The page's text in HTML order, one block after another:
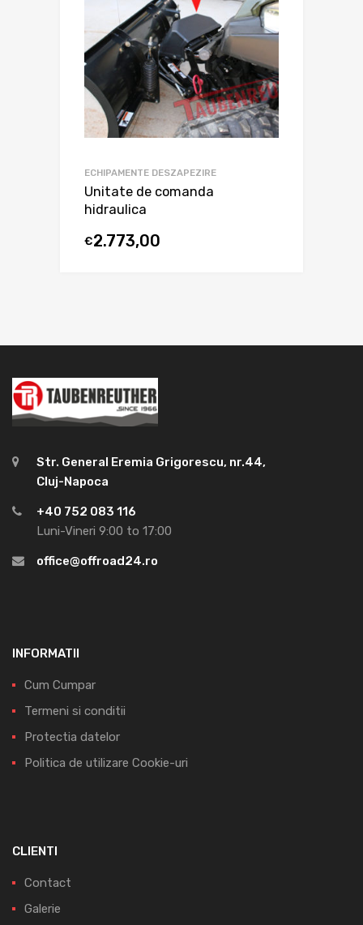
ECHIPAMENTE DESZAPEZIRE
Unitate de comanda
hidraulica
€2.773,00
Str. General Eremia Grigorescu, nr.44,
Cluj-Napoca
+40 752 083 116
Luni-Vineri 9:00 to 17:00
office@offroad24.ro
INFORMATII
Cum Cumpar
Termeni si conditii
Protectia datelor
Politica de utilizare Cookie-uri
CLIENTI
Contact
Galerie